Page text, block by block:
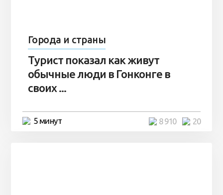
Города и страны
Турист показал как живут
обычные люди в Гонконге в
своих ...
5 минут 20
8 910